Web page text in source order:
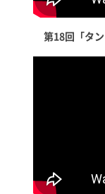
第18回「タ